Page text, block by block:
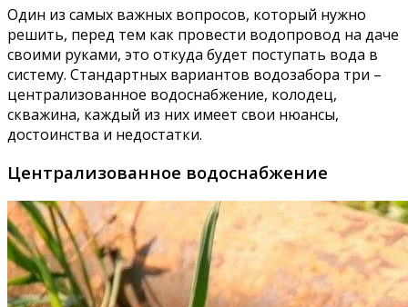
Один из самых важных вопросов, который нужно
решить, перед тем как провести водопровод на даче
своими руками, это откуда будет поступать вода в
систему. Стандартных вариантов водозабора три –
централизованное водоснабжение, колодец,
скважина, каждый из них имеет свои нюансы,
достоинства и недостатки.
Централизованное водоснабжение